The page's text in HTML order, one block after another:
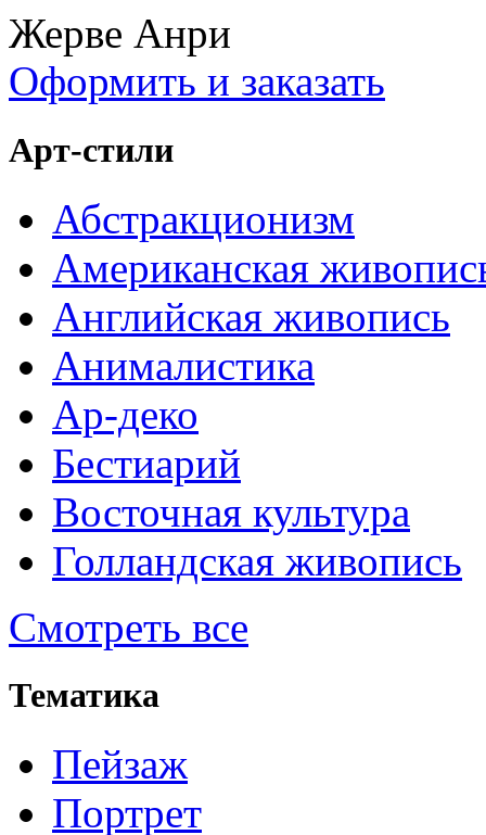
Жерве Анри
Оформить и заказать
Арт-стили
Абстракционизм
Американская
Английская живопись
Анималистика
Ар-деко
Бестиарий
Восточная культура
Голландская живопись
Смотреть все
Тематика
Пейзаж
Портрет